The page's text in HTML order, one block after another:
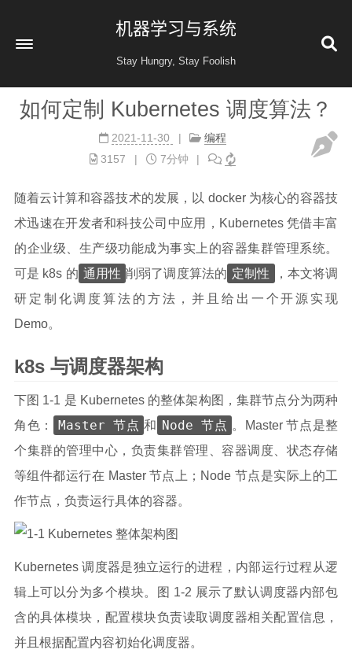
机器学习与系统
Stay Hungry, Stay Foolish
首页
收藏
健康
归档 60
如何定制 Kubernetes 调度算法？
2021-11-30
编程
3157
7分钟
随着云计算和容器技术的发展，以 docker 为核心的容器技
术迅速在开发者和科技公司中应用，Kubernetes 凭借丰富
的企业级、生产级功能成为事实上的容器集群管理系统。
可是 k8s 的 通用性 削弱了调度算法的 定制性
，本文将调
研定制化调度算法的方法，并且给出一个开源实现
Demo。
k8s 与调度器架构
下图 1-1 是 Kubernetes 的整体架构图，集群节点分为两种
角色：
Master 节点 和 Node 节点 。Master 节点是整
个集群的管理中心，负责集群管理、容器调度、状态存储
等组件都运行在 Master 节点上；Node 节点是实际上的工
作节点，负责运行具体的容器。
Kubernetes 调度器是独立运行的进程，内部运行过程从逻
辑上可以分为多个模块。图 1-2 展示了默认调度器内部包
含的具体模块，配置模块负责读取调度器相关配置信息，
并且根据配置内容初始化调度器。